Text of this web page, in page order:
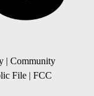
| Community
File | FCC